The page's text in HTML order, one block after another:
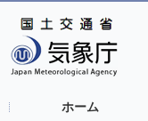
ホーム